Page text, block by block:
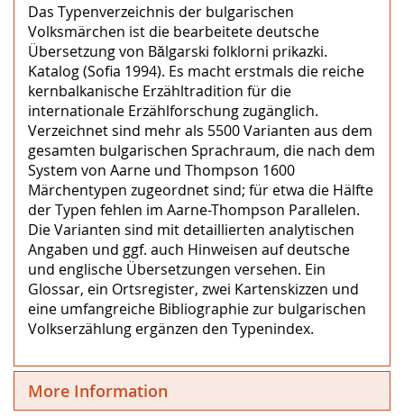
Das Typenverzeichnis der bulgarischen
Volksmärchen ist die bearbeitete deutsche
Übersetzung von Bălgarski folklorni prikazki.
Katalog (Sofia 1994). Es macht erstmals die reiche
kernbalkanische Erzähltradition für die
internationale Erzählforschung zugänglich.
Verzeichnet sind mehr als 5500 Varianten aus dem
gesamten bulgarischen Sprachraum, die nach dem
System von Aarne und Thompson 1600
Märchentypen zugeordnet sind; für etwa die Hälfte
der Typen fehlen im Aarne-Thompson Parallelen.
Die Varianten sind mit detaillierten analytischen
Angaben und ggf. auch Hinweisen auf deutsche
und englische Übersetzungen versehen. Ein
Glossar, ein Ortsregister, zwei Kartenskizzen und
eine umfangreiche Bibliographie zur bulgarischen
Volkserzählung ergänzen den Typenindex.
More Information